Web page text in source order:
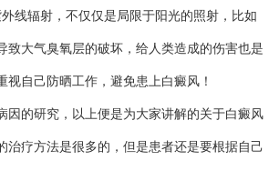
辐射，不仅仅是局限于阳光的照射，比如
致大气臭氧层的破坏，给人类造成的伤害也是
视自己防晒工作，避免患上白癜风！
的研究，以上便是为大家讲解的关于白癜风
治疗方法是很多的，但是患者还是要根据自己